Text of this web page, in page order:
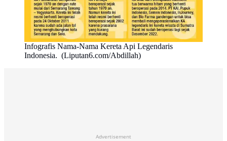
Infografis Nama-Nama Kereta Api Legendaris
Indonesia. (Liputan6.com/Abdillah)
Advertisement